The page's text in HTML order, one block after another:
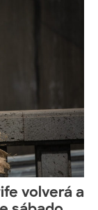
volverá a